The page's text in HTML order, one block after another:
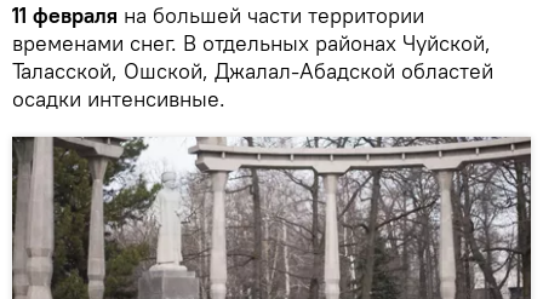
11 февраля на большей части территории
временами снег. В отдельных районах Чуйской,
Таласской, Ошской, Джалал-Абадской областей
осадки интенсивные.